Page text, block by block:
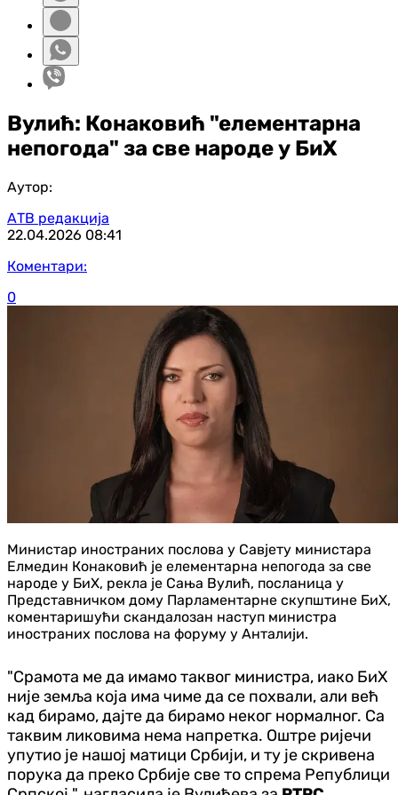
Вулић: Конаковић "елементарна
непогода" за све народе у БиХ
Аутор:
АТВ редакција
22.04.2026 08:41
Коментари:
0
Министар иностраних послова у Савјету министара
Елмедин Конаковић је елементарна непогода за све
народе у БиХ, рекла је Сања Вулић, посланица у
Представничком дому Парламентарне скупштине БиХ,
коментаришући скандалозан наступ министра
иностраних послова на форуму у Анталији.
"Срамота ме да имамо таквог министра, иако БиХ
није земља која има чиме да се похвали, али већ
кад бирамо, дајте да бирамо неког нормалног. Са
таквим ликовима нема напретка. Оштре ријечи
упутио је нашој матици Србији, и ту је скривена
порука да преко Србије све то спрема Републици